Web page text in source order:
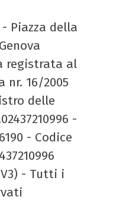
Piazza della
registrata al
nr. 16/2005
delle
-
- Codice
- Tutti i